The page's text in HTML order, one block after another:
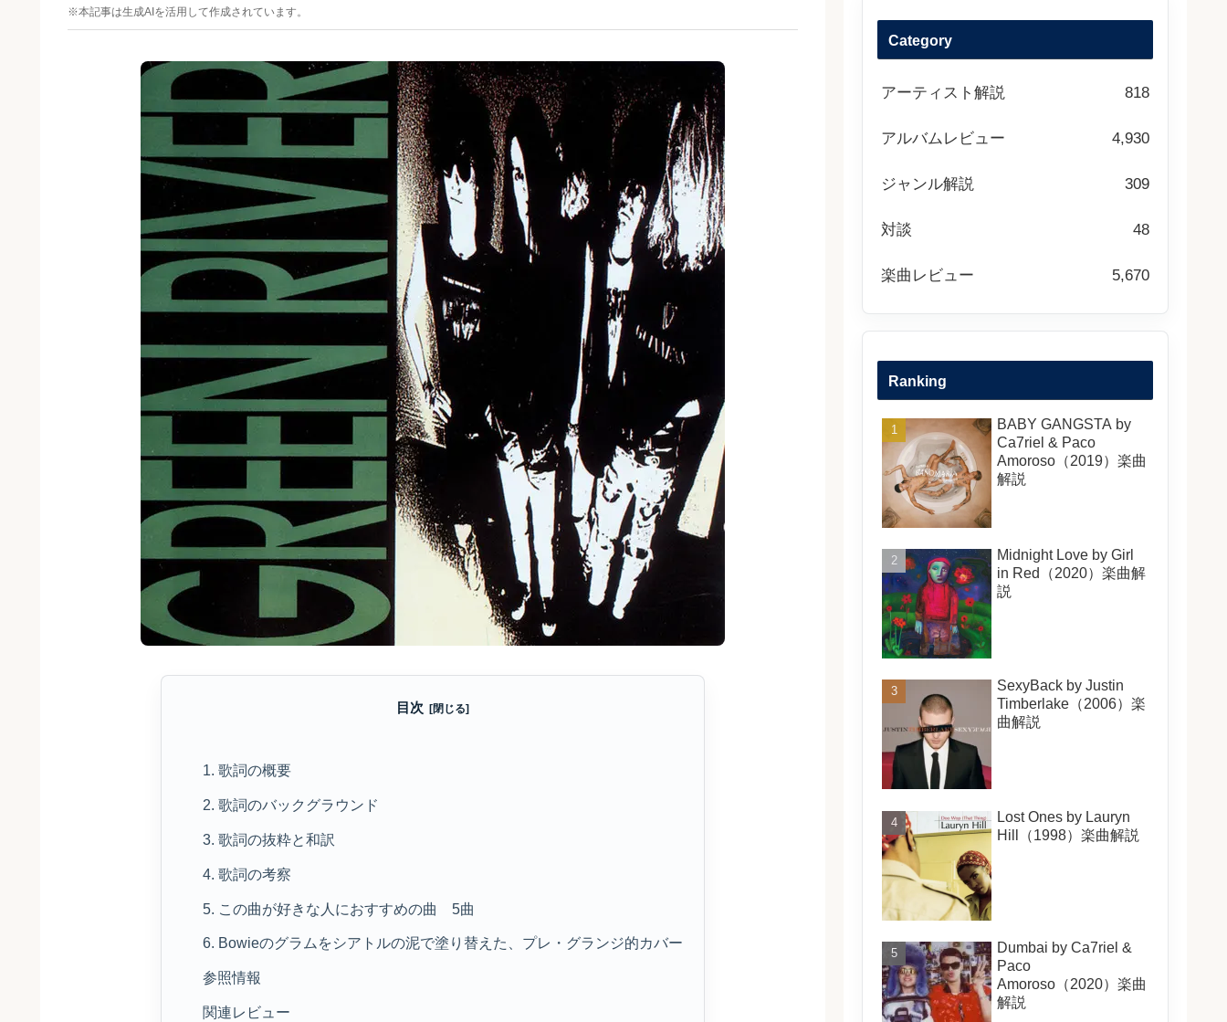
※本記事は生成AIを活用して作成されています。
目次
1. 歌詞の概要
2. 歌詞のバックグラウンド
3. 歌詞の抜粋と和訳
4. 歌詞の考察
5. この曲が好きな人におすすめの曲 5曲
6. Bowieのグラムをシアトルの泥で塗り替えた、プレ・グランジ的カバー
参照情報
関連レビュー
Category
アーティスト解説 818
アルバムレビュー 4,930
ジャンル解説 309
対談 48
楽曲レビュー 5,670
Ranking
BABY GANGSTA by
Ca7riel & Paco
Amoroso（2019）楽曲
解説
Midnight Love by Girl
in Red（2020）楽曲解
説
SexyBack by Justin
Timberlake（2006）楽
曲解説
Lost Ones by Lauryn
Hill（1998）楽曲解説
Dumbai by Ca7riel &
Paco
Amoroso（2020）楽曲
解説